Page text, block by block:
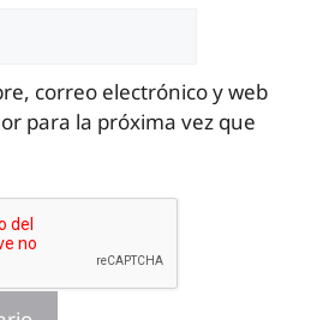
correo electrónico y web
para la próxima vez que